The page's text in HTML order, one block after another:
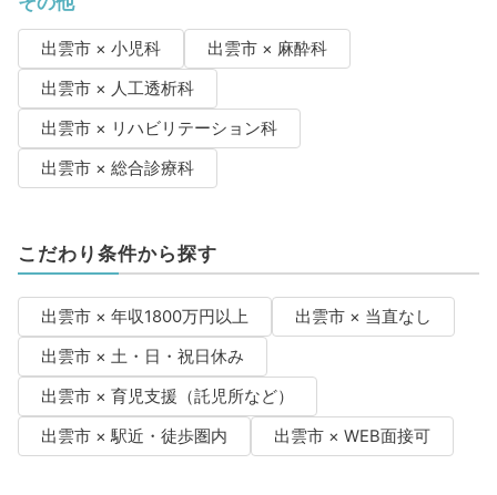
出雲市 × 小児科
出雲市 × 麻酔科
出雲市 × 人工透析科
出雲市 × リハビリテーション科
出雲市 × 総合診療科
こだわり条件から探す
出雲市 × 年収1800万円以上
出雲市 × 当直なし
出雲市 × 土・日・祝日休み
出雲市 × 育児支援（託児所など）
出雲市 × 駅近・徒歩圏内
出雲市 × WEB面接可